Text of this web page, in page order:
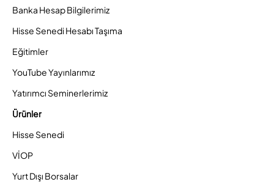
Banka Hesap Bilgilerimiz
Hisse Senedi Hesabı Taşıma
Eğitimler
YouTube Yayınlarımız
Yatırımcı Seminerlerimiz
Ürünler
Hisse Senedi
VİOP
Yurt Dışı Borsalar